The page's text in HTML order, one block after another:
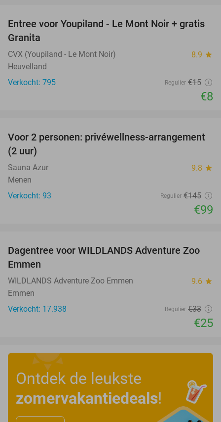
47%
Entree voor Youpiland - Le Mont Noir + gratis
Granita
CVX (Youpiland - Le Mont Noir) 8.9 star
Heuvelland
Verkocht: 795
Regulier €15
€8
32%
Voor 2 personen: privéwellness-arrangement
(2 uur)
Sauna Azur 9.8 star
Menen
Verkocht: 93
Regulier €145
€99
24%
Dagentree voor WILDLANDS Adventure Zoo
Emmen
WILDLANDS Adventure Zoo Emmen 9.6 star
Emmen
Verkocht: 17.938
Regulier €33
€25
Ontdek de leukste
zomervakantiedeals!